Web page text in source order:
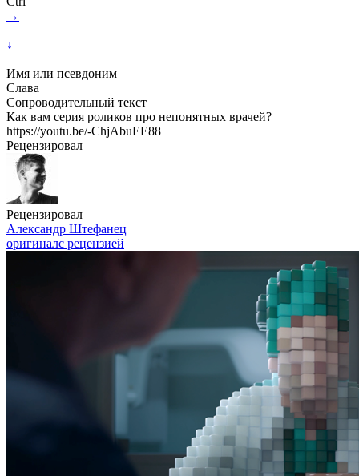
→
↓
Имя или псевдоним
Слава
Сопроводительный текст
Как вам серия роликов про непонятных врачей?
https://youtu.be/-ChjAbuEE88
Рецензировал
Рецензировал
Александр Штефанец
оригиналс рецензией